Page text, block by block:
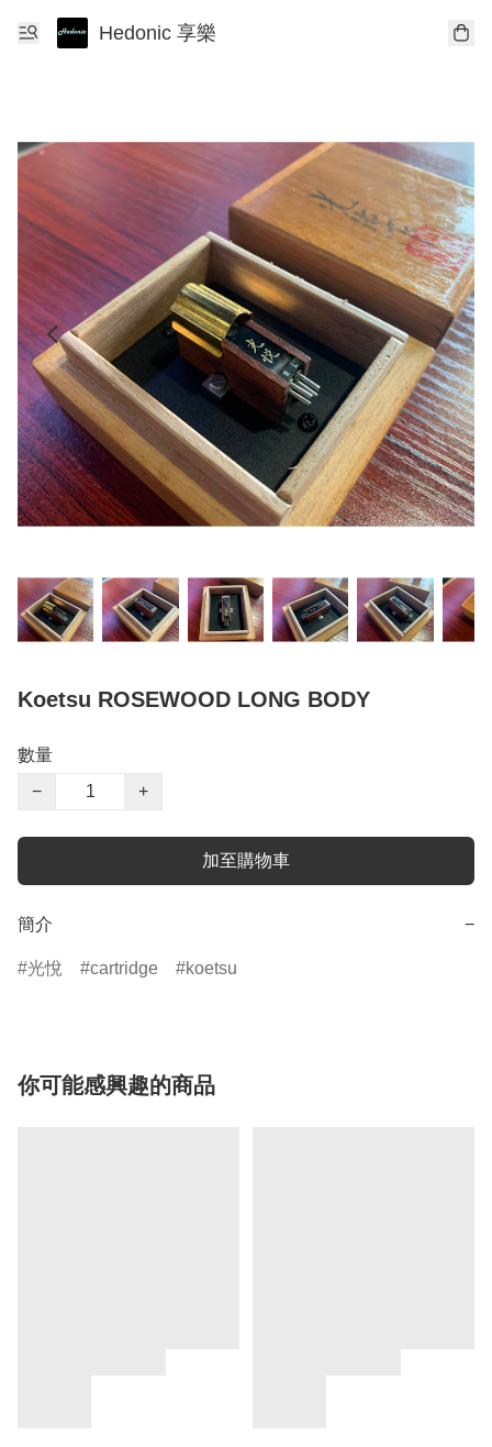
Hedonic 享樂
Koetsu ROSEWOOD LONG BODY
數量
−
+
加至購物車
簡介 −
光悅 cartridge koetsu
你可能感興趣的商品